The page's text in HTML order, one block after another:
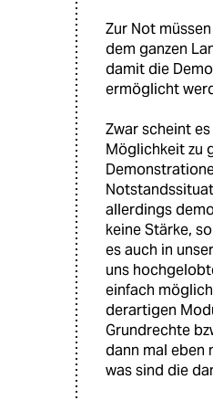
Zur Not
dem ganzen
damit die
ermöglicht
Zwar scheint
Möglichkeit zu
allerdings
keine Stärke,
es auch in
uns
einfach
derartigen
Grundrechte
dann mal eben
was sind die